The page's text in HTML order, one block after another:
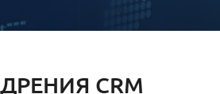
CRM